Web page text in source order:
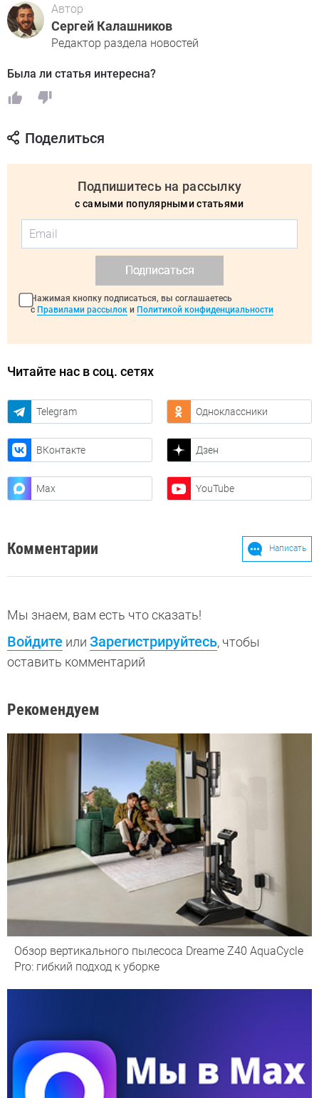
Автор
Сергей Калашников
Редактор раздела новостей
Была ли статья интересна?
Поделиться
Подпишитесь на рассылку
с самыми популярными статьями
Подписаться
Нажимая кнопку подписаться, вы соглашаетесь
с Правилами рассылок и Политикой конфиденциальности
Читайте нас в соц. сетях
Telegram Одноклассники
ВКонтакте Дзен
Max YouTube
Комментарии Написать
Мы знаем, вам есть что сказать!
Войдите или Зарегистрируйтесь, чтобы
оставить комментарий
Рекомендуем
Обзор вертикального пылесоса Dreame Z40 AquaCycle
Pro: гибкий подход к уборке